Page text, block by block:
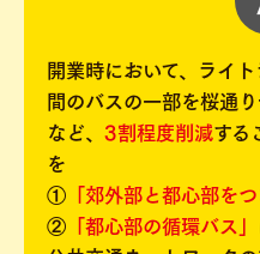
開業時において、ライ
間のバスの一部を桜通
など、3割程度削減する
を
① 「郊外部と都心部を
② 「都心部の循環バス」